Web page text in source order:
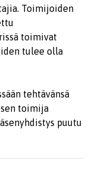
Toimijoiden
toimivat
tulee olla
tehtävänsä
toimija
puutu